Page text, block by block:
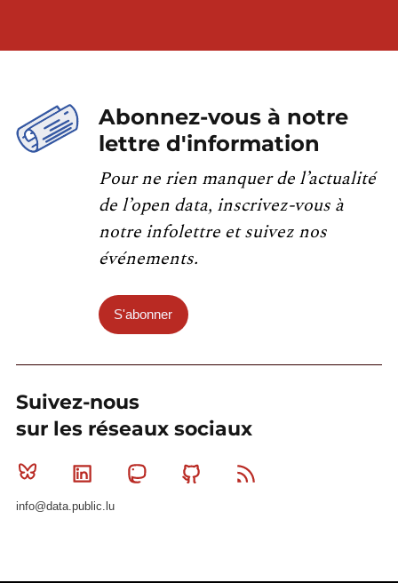
Abonnez-vous à notre
lettre d'information
Pour ne rien manquer de l’actualité
de l’open data, inscrivez-vous à
notre infolettre et suivez nos
événements.
S'abonner
Suivez-nous
sur les réseaux sociaux
Bluesky Linkedin MastodonGithub
info@data.public.lu